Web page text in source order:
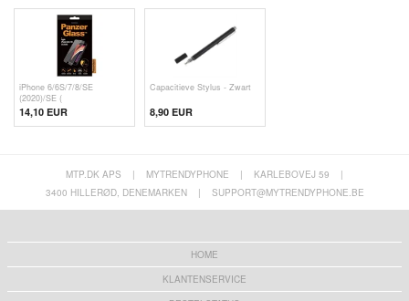
iPhone 6/6S/7/8/SE
(2020)/SE (
14,10 EUR
Capacitieve Stylus - Zwart
8,90 EUR
MTP.DK APS | MYTRENDYPHONE | KARLEBOVEJ 59
|
3400 HILLERØD, DENEMARKEN
| SUPPORT@MYTRENDYPHONE.BE
HOME
KLANTENSERVICE